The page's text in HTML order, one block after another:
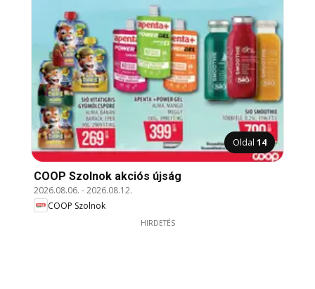
Oldal 14
COOP Szolnok akciós újság
2026.08.06. -2026.08.12.
COOP Szolnok
HIRDETÉS